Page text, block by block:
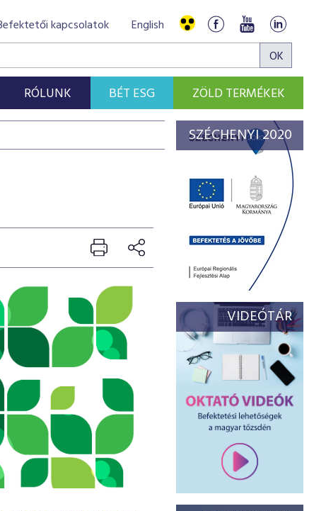
kapcsolatok English
RÓLUNK BÉT ESG ZÖLD TERMÉKEK
SZÉCHENYI 2020
VIDEÓTÁR